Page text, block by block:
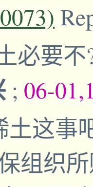
必要
; 06-
土这事
组织